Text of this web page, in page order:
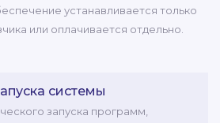
устанавливается только
или оплачивается отдельно.
системы
запуска программ,